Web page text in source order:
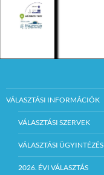
VÁLASZTÁSI INFORMÁCIÓK
VÁLASZTÁSI SZERVEK
VÁLASZTÁSI ÜGYINTÉZÉS
2026. ÉVI VÁLASZTÁS